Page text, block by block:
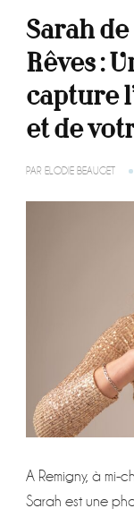
Sarah
Rêves :
capture
et de
PAR ELODIE BEAUGET
A Remigny, à mi-
Sarah est une